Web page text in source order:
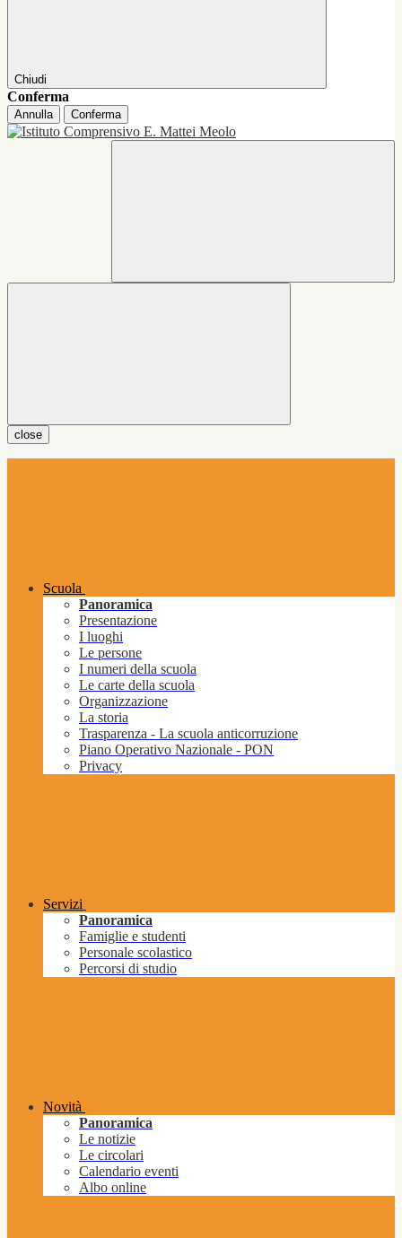
Chiudi
Conferma
Annulla Conferma
close
Scuola
Panoramica
Presentazione
I luoghi
Le persone
I numeri della scuola
Le carte della scuola
Organizzazione
La storia
Trasparenza - La scuola anticorruzione
Piano Operativo Nazionale - PON
Privacy
Servizi
Panoramica
Famiglie e studenti
Personale scolastico
Percorsi di studio
Novità
Panoramica
Le notizie
Le circolari
Calendario eventi
Albo online